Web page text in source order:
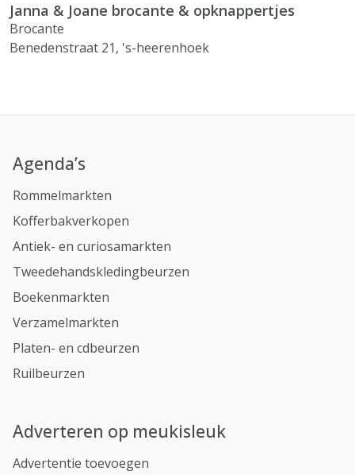
Janna & Joane brocante & opknappertjes
Brocante
Benedenstraat 21, 's-heerenhoek
Agenda’s
Rommelmarkten
Kofferbakverkopen
Antiek- en curiosamarkten
Tweedehandskledingbeurzen
Boekenmarkten
Verzamelmarkten
Platen- en cdbeurzen
Ruilbeurzen
Adverteren op meukisleuk
Advertentie toevoegen